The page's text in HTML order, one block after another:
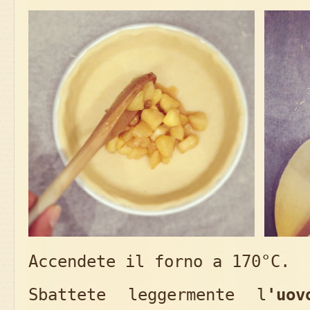
Accendete il forno a 170°C.
Sbattete leggermente l